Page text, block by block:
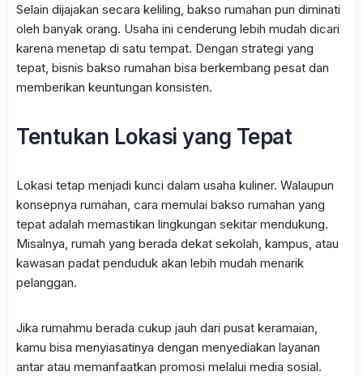
Selain dijajakan secara keliling, bakso rumahan pun diminati
oleh banyak orang. Usaha ini cenderung lebih mudah dicari
karena menetap di satu tempat. Dengan strategi yang
tepat, bisnis bakso rumahan bisa berkembang pesat dan
memberikan keuntungan konsisten.
Tentukan Lokasi yang Tepat
Lokasi tetap menjadi kunci dalam usaha kuliner. Walaupun
konsepnya rumahan, cara memulai bakso rumahan yang
tepat adalah memastikan lingkungan sekitar mendukung.
Misalnya, rumah yang berada dekat sekolah, kampus, atau
kawasan padat penduduk akan lebih mudah menarik
pelanggan.
Jika rumahmu berada cukup jauh dari pusat keramaian,
kamu bisa menyiasatinya dengan menyediakan layanan
antar atau memanfaatkan promosi melalui media sosial.